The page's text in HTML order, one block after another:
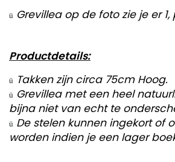
ü Grevillea op de foto zie je er 1,
Productdetails:
ü Takken zijn circa 75cm Hoog.
ü Grevillea met een heel
bijna niet van echt te
ü De stelen kunnen ingekort of
worden indien je een lager